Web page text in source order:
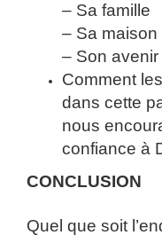
– Sa famille
– Sa maison
– Son avenir
Comment
dans cette
nous
confiance à
CONCLUSION
Quel que soit